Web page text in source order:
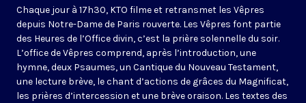
Chaque jour à 17h30, KTO filme et retransmet les Vêpres
depuis Notre-Dame de Paris rouverte. Les Vêpres font partie
des Heures de l’Office divin, c’est la prière solennelle du soir.
L’office de Vêpres comprend, après l’introduction, une
hymne, deux Psaumes, un Cantique du Nouveau Testament,
une lecture brève, le chant d’actions de grâces du Magnificat,
les prières d’intercession et une brève oraison. Les textes des